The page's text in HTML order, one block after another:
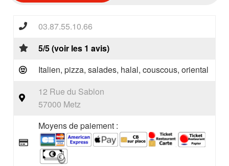
03.87.55.10.66
5/5 (voir les 1 avis)
Italien, pizza, salades, halal, couscous, oriental
12 Rue du Sablon
57000 Metz
Moyens de paiement :